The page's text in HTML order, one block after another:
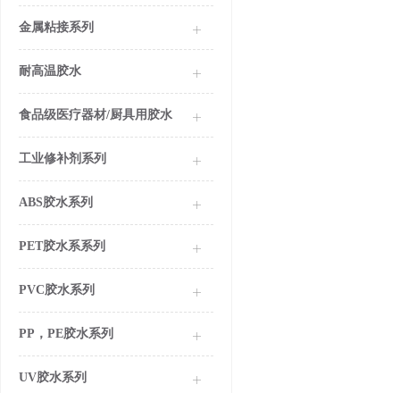
金属粘接系列
耐高温胶水
食品级医疗器材/厨具用胶水
工业修补剂系列
ABS胶水系列
PET胶水系系列
PVC胶水系列
PP，PE胶水系列
UV胶水系列